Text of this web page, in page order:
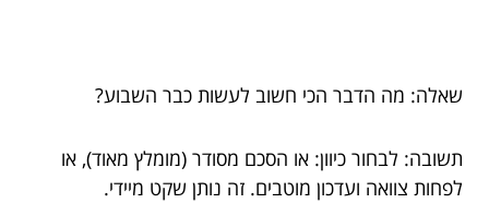
שאלה: מה הדבר הכי חשוב לעשות כבר השבוע?
תשובה: לבחור כיוון: או הסכם מסודר (מומלץ מאוד), או
לפחות צוואה ועדכון מוטבים. זה נותן שקט מיידי.